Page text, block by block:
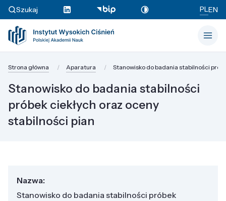
Szukaj PLEN
Strona główna Aparatura Stanowisko do badania stabilności
Stanowisko do badania stabilności
próbek ciekłych oraz oceny
stabilności pian
Nazwa:
Stanowisko do badania stabilności próbek